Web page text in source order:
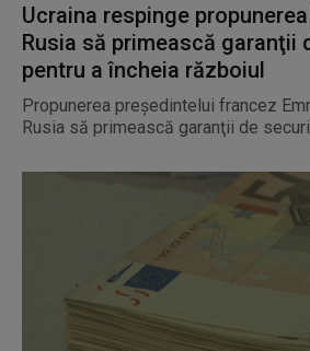
Ucraina respinge
Rusia să primească garanţii
pentru a încheia războiul
Propunerea preşedintelui francez
Rusia să primească garanţii de